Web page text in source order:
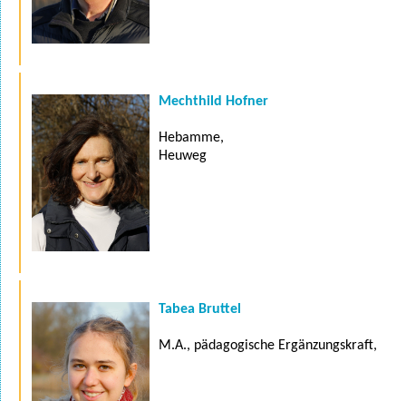
Mechthild Hofner
Hebamme,
Heuweg
Tabea Bruttel
M.A., pädagogische Ergänzungskraft,